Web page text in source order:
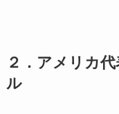
２．アメリカ
ル